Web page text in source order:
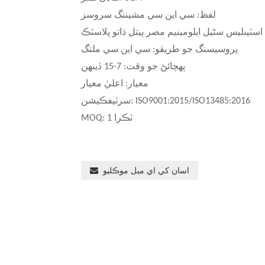
لفظ: سي اين سي مشيننگ سروسز
اسٽينلیس سٹیل
ايلومينيم مصر پيتل ڌاتو پلاسٽڪ
پروسيسنگ جو طريقو: سي اين سي ملنگ
پهچائڻ جو وقت: 7-15 ڏينهن
معيار: اعليٰ معيار
سرٽيفڪيشن: ISO9001:2015/ISO13485:2016
MOQ: 1 ٽڪرا
اسان کي اي ميل موڪليو